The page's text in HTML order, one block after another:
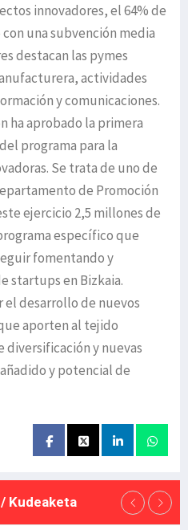
innovadores, el 64% de
una subvención media
destacan las pymes
actividades
y comunicaciones.
ha aprobado la primera
programa para la
Se trata de uno de
de Promoción
ejercicio 2,5 millones de
específico que
fomentando y
startups en Bizkaia.
el desarrollo de nuevos
aporten al tejido
y nuevas
y potencial de
Kudeaketa